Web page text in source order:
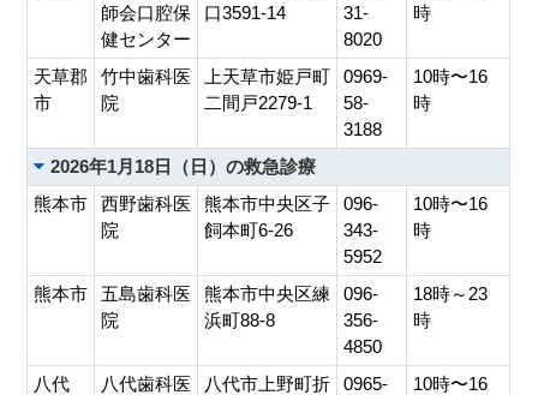
師会口腔保
健センター
口3591-14
31-
8020
時
天草郡
市
竹中歯科医
院
上天草市姫戸町
二間戸2279-1
0969-
58-
3188
10時〜16
時
2026年1月18日（日）の救急診療
熊本市
西野歯科医
院
熊本市中央区子
飼本町6-26
096-
343-
5952
10時〜16
時
熊本市
五島歯科医
院
熊本市中央区練
浜町88-8
096-
356-
4850
18時～23
時
八代
八代歯科医
八代市上野町折
0965-
10時〜16